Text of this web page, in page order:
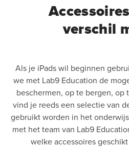
verschil
Als je iPads wil beginnen
we met Lab9 Education de
beschermen, op te bergen, op
vind je reeds een selectie van
gebruikt worden in het
met het team van Lab9
welke accessoires